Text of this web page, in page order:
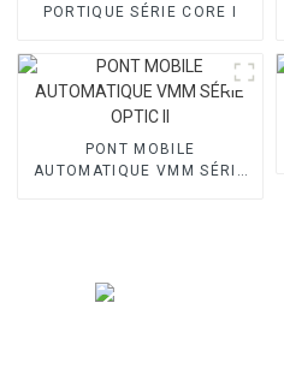
PORTIQUE SÉRIE CORE I
PONT MOBILE
AUTOMATIQUE VMM SÉRIE